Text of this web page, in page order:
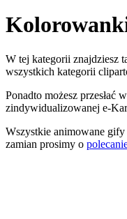
W tej kategorii znajdziesz
wszystkich kategorii
Ponadto możesz
zindywidualizowanej e-
Wszystkie animowane
zamian prosimy o